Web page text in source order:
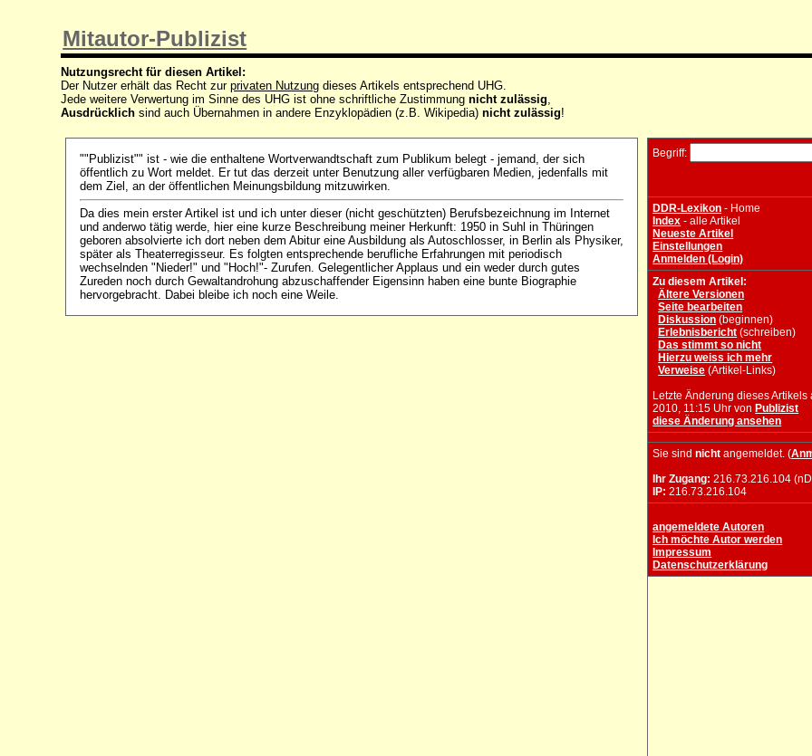
Mitautor-Publizist
Nutzungsrecht für diesen Artikel:
Der Nutzer erhält das Recht zurprivaten Nutzung dieses Artikels entsprechend UHG.
Jede weitere Verwertung im Sinne des UHG ist ohne schriftliche Zustimmungnicht zulässig
Ausdrücklich sind auch Übernahmen in andere Enzyklopädien (z.B. Wikipedia)nicht zulässig!
""Publizist"" ist - wie die enthaltene Wortverwandtschaft zum Publikum belegt - jemand, der sich
öffentlich zu Wort meldet. Er tut das derzeit unter Benutzung aller verfügbaren Medien, jedenfalls mit
dem Ziel, an der öffentlichen Meinungsbildung mitzuwirken.
Da dies mein erster Artikel ist und ich unter dieser (nicht geschützten) Berufsbezeichnung im Internet
und anderwo tätig werde, hier eine kurze Beschreibung meiner Herkunft: 1950 in Suhl in Thüringen
geboren absolvierte ich dort neben dem Abitur eine Ausbildung als Autoschlosser, in Berlin als Physiker,
später als Theaterregisseur. Es folgten entsprechende berufliche Erfahrungen mit periodisch
wechselnden "Nieder!" und "Hoch!"- Zurufen. Gelegentlicher Applaus und ein weder durch gutes
Zureden noch durch Gewaltandrohung abzuschaffender Eigensinn haben eine bunte Biographie
hervorgebracht. Dabei bleibe ich noch eine Weile.
Begriff:
DDR-Lexikon - Home
Index - alle Artikel
Neueste Artikel
Einstellungen
Anmelden (Login)
Zu diesem Artikel:
Ältere Versionen
Seite bearbeiten
Diskussion (beginnen)
Erlebnisbericht (schreiben)
Das stimmt so nicht
Hierzu weiss ich mehr
Verweise (Artikel-Links)
Letzte Änderung dieses Artikels
2010, 11:15 Uhr vonPublizist
diese Änderung ansehen
Sie sindnicht angemeldet. (
Ihr Zugang: 216.73.216.104
IP: 216.73.216.104
angemeldete Autoren
Ich möchte Autor werden
Impressum
Datenschutzerklärung